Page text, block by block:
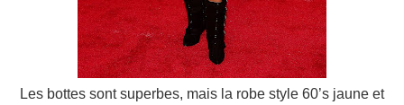
Les bottes sont superbes, mais la robe style 60’s jaune et